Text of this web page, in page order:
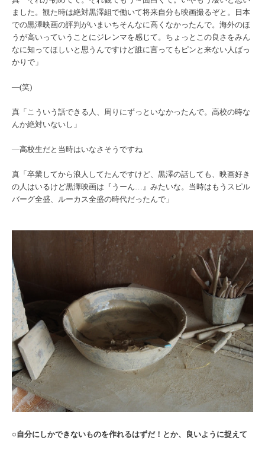
ました。観た時は絶対黒澤組で働いて将来自分も映画撮るぞと。日本
での黒澤映画の評判がいまいちそんなに高くなかったんで。海外のほ
うが高いっていうことにジレンマを感じて。ちょっとこの良さをみん
なに知ってほしいと思うんですけど誰に言ってもピンと来ない人ばっ
かりで」
―(笑)
真「こういう話できる人、周りにずっといなかったんで。高校の時な
んか絶対いないし」
―高校生だと当時はいなさそうですね
真「卒業してから浪人してたんですけど、黒澤の話しても、映画好き
の人はいるけど黒澤映画は『うーん…』みたいな。当時はもうスピル
バーグ全盛、ルーカス全盛の時代だったんで」
○自分にしかできないものを作れるはずだ！とか、良いように捉えて